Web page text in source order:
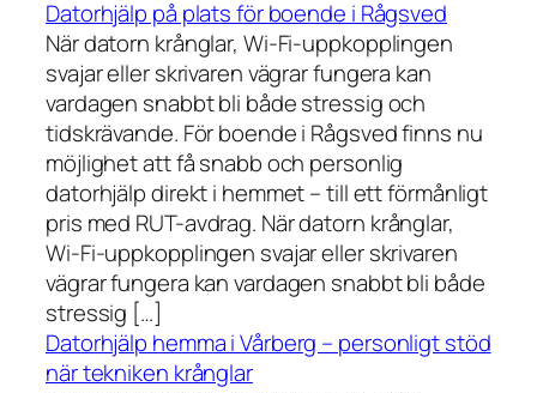
Datorhjälp på plats för boende i Rågsved
När datorn krånglar, Wi-Fi-uppkopplingen
svajar eller skrivaren vägrar fungera kan
vardagen snabbt bli både stressig och
tidskrävande. För boende i Rågsved finns nu
möjlighet att få snabb och personlig
datorhjälp direkt i hemmet – till ett förmånligt
pris med RUT-avdrag. När datorn krånglar,
Wi-Fi-uppkopplingen svajar eller skrivaren
vägrar fungera kan vardagen snabbt bli både
stressig […]
Datorhjälp hemma i Vårberg – personligt stöd
när tekniken krånglar